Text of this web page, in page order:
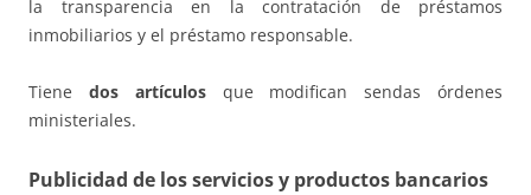
la transparencia en la contratación de préstamos
inmobiliarios y el préstamo responsable.
Tiene dos artículosque modifican sendas órdenes
ministeriales.
Publicidad de los servicios y productos bancarios